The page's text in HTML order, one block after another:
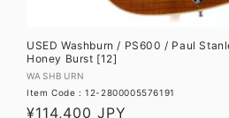
USED Washburn / PS600 / Paul
Honey Burst [12]
販
売
WASHBURN
Item Code : 12-2800005576191
通
¥114,400 JPY